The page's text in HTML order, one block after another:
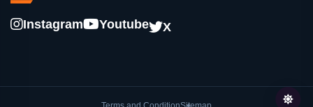
Instagram Youtube X